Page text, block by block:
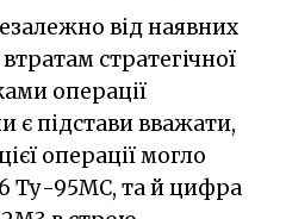
від наявних
стратегічної
операції
є підстави вважати,
операції могло
Ту-95МС, та й цифра